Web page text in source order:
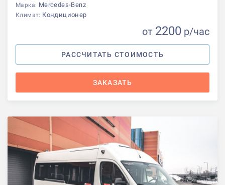
Марка: Mercedes-Benz
Климат: Кондиционер
от 2200 р/час
РАССЧИТАТЬ СТОИМОСТЬ
ЗАКАЗАТЬ